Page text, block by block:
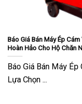
Báo Giá Bán Máy Ép
Hoàn Hảo Cho Hộ Chăn
Báo Giá Bán Máy
Lựa Chọn ...